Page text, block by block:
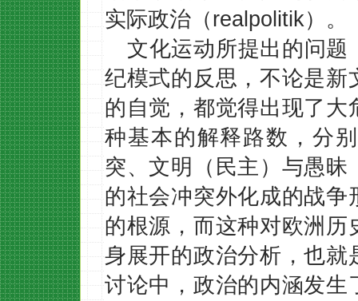
实际政治（realpolitik）。
文化运动所提出的问题
纪模式的反思，不论是
的自觉，都觉得出现了
种基本的解释路数，分
突、文明（民主）与愚
的社会冲突外化成的战
的根源，而这种对欧洲
身展开的政治分析，也
讨论中，政治的内涵发